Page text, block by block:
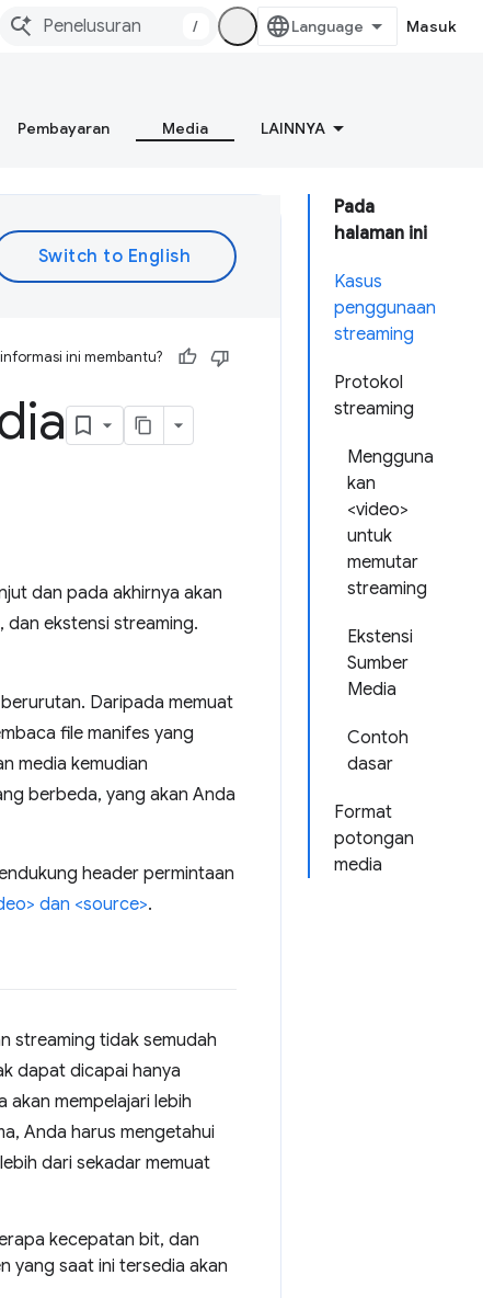
/ Masuk
Pembayaran Media LAINNYA
Pada
halaman ini
Kasus
penggunaan
streaming
Protokol
streaming
Mengguna
kan
<video>
untuk
memutar
streaming
Ekstensi
Sumber
Media
Contoh
dasar
Format
potongan
media
ini membantu?
dan pada akhirnya akan
ekstensi streaming.
Daripada memuat
file manifes yang
media kemudian
berbeda, yang akan Anda
header permintaan
dan <source>.
streaming tidak semudah
dapat dicapai hanya
akan mempelajari lebih
Anda harus mengetahui
dari sekadar memuat
kecepatan bit, dan
yang saat ini tersedia akan